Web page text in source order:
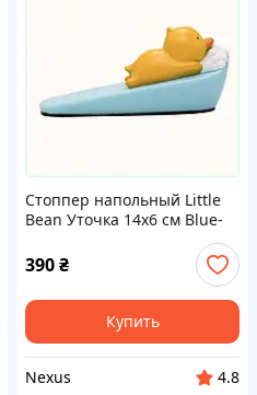
Стоппер напольный Little
Bean Уточка 14х6 см Blue-
390₴
Купить
Nexus
4.8